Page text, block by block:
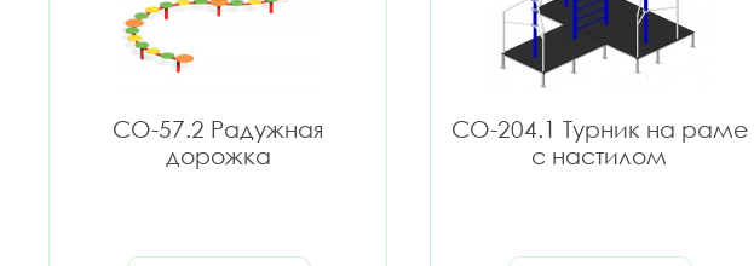
СО-57.2 Радужная
дорожка
СО-204.1 Турник на раме
с настилом